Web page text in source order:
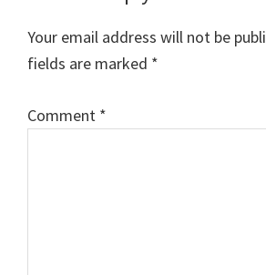
Your email address will not be
fields are marked *
Comment *